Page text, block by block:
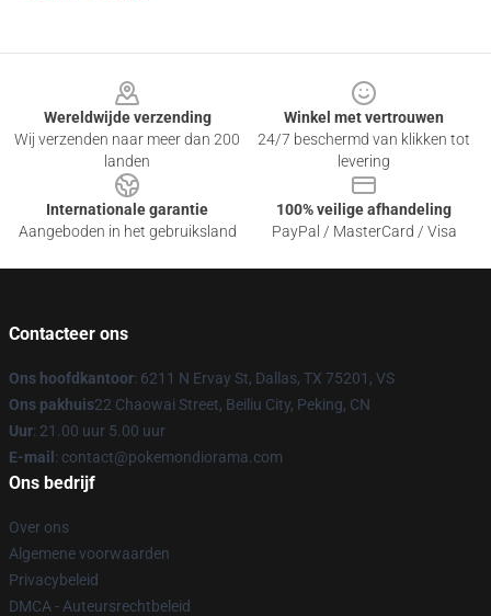
Wereldwijde verzending
Wij verzenden naar meer dan 200
landen
Winkel met vertrouwen
24/7 beschermd van klikken tot
levering
Internationale garantie
Aangeboden in het gebruiksland
100% veilige afhandeling
PayPal / MasterCard / Visa
Contacteer ons
Ons hoofdkantoor: 6211 N Ervay St, Dallas, TX 75201, VS
Ons pakhuis22 Chaowai Street, Beiliu City, Peking, CN
Uur: 21.00 uur 5.00 uur
E-mail : contact@pokemondiorama.com
Ons bedrijf
Over ons
Algemene voorwaarden
Privacybeleid
DMCA - Auteursrechtbeleid